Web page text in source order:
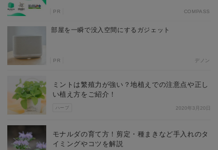
PR COMPASS
部屋を一瞬で没入空間にするガジェット
PR デノン
ハーブ
ミントは繁殖力が強い？地植えでの注意点や正し
い植え方をご紹介！
2020年3月20日
モナルダの育て方！剪定・種まきなど手入れのタ
イミングやコツを解説